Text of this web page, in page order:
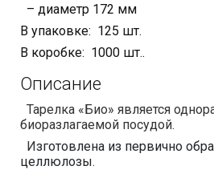
– диаметр 172 мм
В упаковке: 125 шт.
В коробке: 1000 шт..
Описание
Тарелка «Био» является
биоразлагаемой посудой.
Изготовлена из первично
целлюлозы.